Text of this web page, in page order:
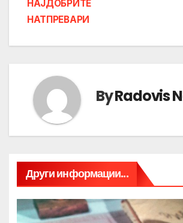
НАЈДОБРИТЕ
НАТПРЕВАРИ
ByRadovis
Други информации...